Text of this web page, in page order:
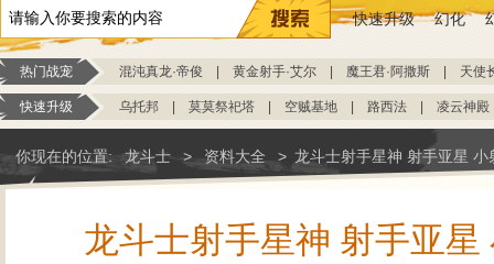
快速升级 幻化
热门战宠 混沌真龙·帝俊 黄金射手·艾尔 魔王君·阿撒斯 天使
快速升级 乌托邦 莫莫祭祀塔 空贼基地 路西法 凌云神殿
你现在的位置: 龙斗士 > 资料大全 > 龙斗士射手星神 射手亚星 小
龙斗士射手星神 射手亚星